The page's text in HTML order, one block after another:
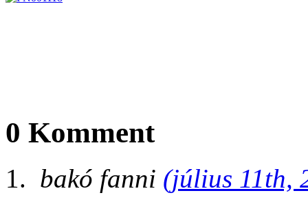
0 Komment
bakó fanni (július 11th,